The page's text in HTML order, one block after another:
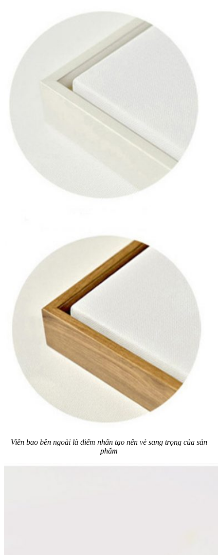
Viền bao bên ngoài là điểm nhấn tạo nên vẻ sang trọng của sản
phẩm